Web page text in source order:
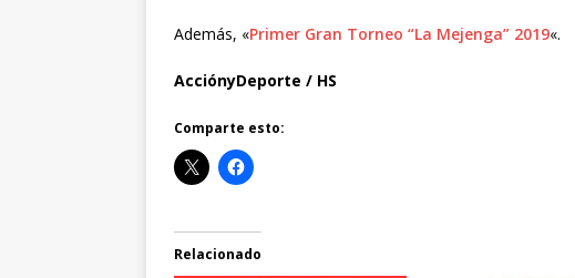
Además, «Primer Gran Torneo “La Mejenga” 2019«.
AcciónyDeporte / HS
Comparte esto:
Relacionado